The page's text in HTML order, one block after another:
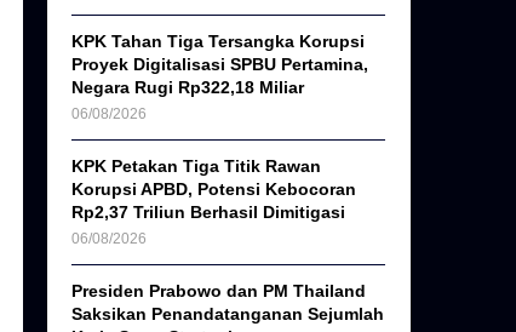
KPK Tahan Tiga Tersangka Korupsi
Proyek Digitalisasi SPBU Pertamina,
Negara Rugi Rp322,18 Miliar
06/08/2026
KPK Petakan Tiga Titik Rawan
Korupsi APBD, Potensi Kebocoran
Rp2,37 Triliun Berhasil Dimitigasi
06/08/2026
Presiden Prabowo dan PM Thailand
Saksikan Penandatanganan Sejumlah